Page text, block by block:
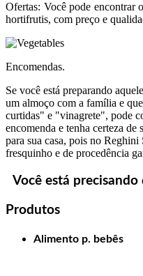
Ofertas: Você pode encontrar
hortifrutis, com preço e
Encomendas.
Se você está preparando
um almoço com a família e
curtidas" e "vinagrete", pode
encomenda e tenha certeza
para sua casa, pois no
fresquinho e de procedência
Você está precisando
Produtos
Alimento p. bebês